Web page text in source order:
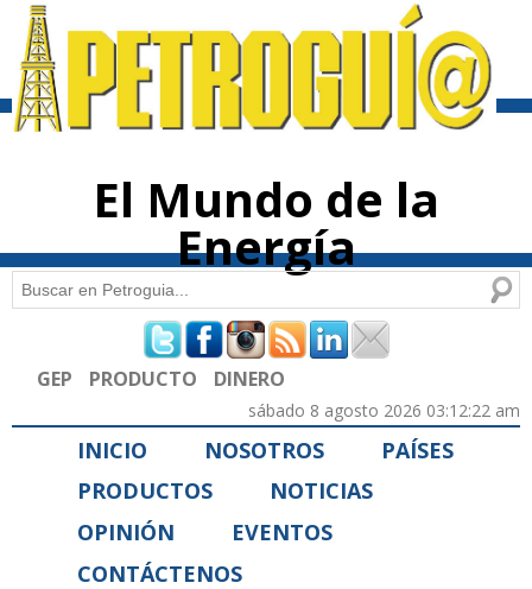
contenido
El Mundo de la
Energía
Formulario de búsqueda
Buscar
GEP PRODUCTO DINERO
sábado 8 agosto 2026 03:12:22 am
INICIO NOSOTROS
PAÍSES
PRODUCTOS
NOTICIAS
OPINIÓN
EVENTOS
CONTÁCTENOS